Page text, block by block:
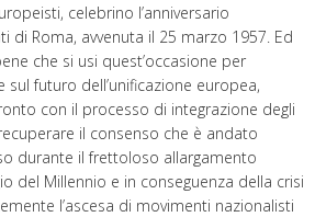
celebrino l’anniversario
di Roma, avvenuta il 25 marzo 1957. Ed
che si usi quest’occasione per
futuro dell’unificazione europea,
con il processo di integrazione degli
il consenso che è andato
durante il frettoloso allargamento
del Millennio e in conseguenza della crisi
l’ascesa di movimenti nazionalisti